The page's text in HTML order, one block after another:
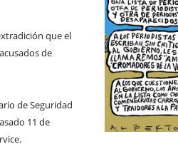
que el
de
de Seguridad
11 de